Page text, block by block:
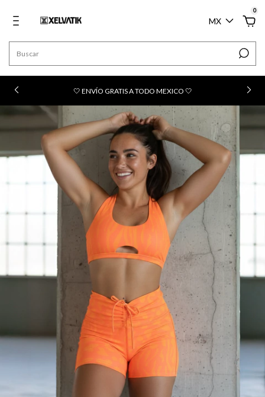
MX
0
🤍 ENVÍO GRATIS A TODO MEXICO 🤍